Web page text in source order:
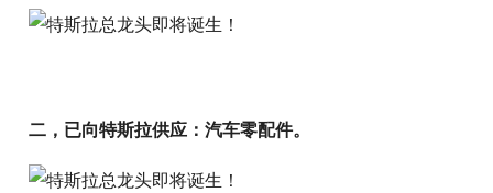
二，已向特斯拉供应：汽车零配件。